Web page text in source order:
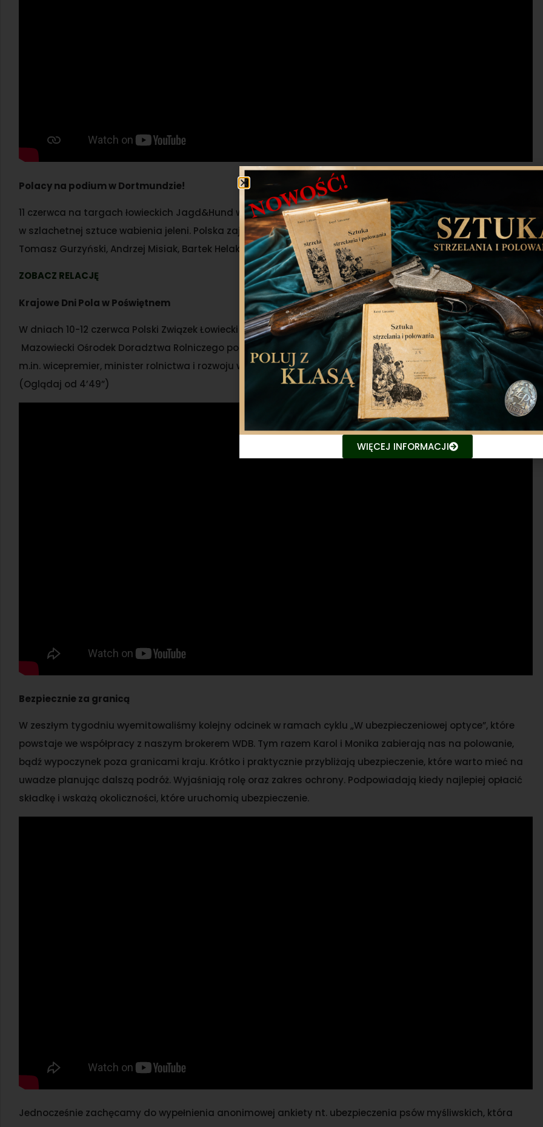
Polacy na podium w Dortmundzie!
11 czerwca na targach łowieckich Jagd&Hund w Dortmundzie Tomasz Gurzyński został wicemistrzem Europy
w szlachetnej sztuce wabienia jeleni. Polska zajęła trzecie miejsce w konkursie drużynowym w składzie:
Tomasz Gurzyński, Andrzej Misiak, Bartek Helak. Gratulujemy świetnego wyniku.
ZOBACZ RELACJĘ
Krajowe Dni Pola w Poświętnem
W dniach 10-12 czerwca Polski Związek Łowiecki wziął udział w Krajowych Dniach Pola organizowanych przez
Mazowiecki Ośrodek Doradztwa Rolniczego pod hasłem „rolnictwo przyszłości”. Nasze stoisko odwiedzili
m.in. wicepremier, minister rolnictwa i rozwoju wsi Henryk Kowalczyk oraz sekretarz stanu Anna Gembicka.
(Oglądaj od 4’49”)
Bezpiecznie za granicą
W zeszłym tygodniu wyemitowaliśmy kolejny odcinek w ramach cyklu „W ubezpieczeniowej optyce”, które
powstaje we współpracy z naszym brokerem WDB. Tym razem Karol i Monika zabierają nas na polowanie,
bądź wypoczynek poza granicami kraju. Krótko i praktycznie przybliżają ubezpieczenie, które warto mieć na
uwadze planując dalszą podróż. Wyjaśniają rolę oraz zakres ochrony. Podpowiadają kiedy najlepiej opłacić
składkę i wskażą okoliczności, które uruchomią ubezpieczenie.
Jednocześnie zachęcamy do wypełnienia anonimowej ankiety nt. ubezpieczenia psów myśliwskich, która
WIĘCEJ INFORMACJI